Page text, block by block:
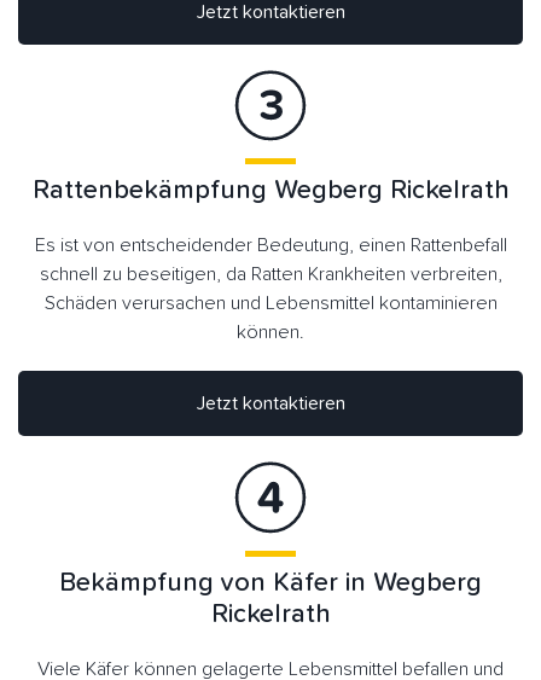
Jetzt kontaktieren
Rattenbekämpfung Wegberg Rickelrath
Es ist von entscheidender Bedeutung, einen Rattenbefall
schnell zu beseitigen, da Ratten Krankheiten verbreiten,
Schäden verursachen und Lebensmittel kontaminieren
können.
Jetzt kontaktieren
Bekämpfung von Käfer in Wegberg
Rickelrath
Viele Käfer können gelagerte Lebensmittel befallen und